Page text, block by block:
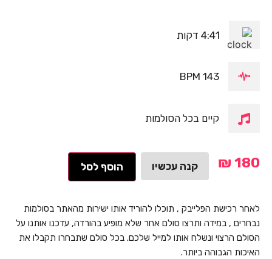
4:41 דקות
143 BPM
קיים בכל הסולמות
₪ 180 קנה עכשיו הוסף לסל
לאחר רכישת הפלייבק , תוכלו להוריד אותו ישירות מהאתר בסולמות
נבחרים , במידה ותרצו סולם אחר שלא מופיע בהורדה, עדכנו אותנו על
הסולם הרצוי ונשלח אותו למייל שלכם. בכל סולם שתבחרו תקבלו את
האיכות הגבוהה ביותר.